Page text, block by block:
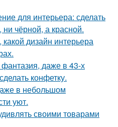
для интерьера: сделать
ни чёрной, а красной.
дизайн интерьера
даже в 43-х
конфетку.
в небольшом
уют.
своими товарами